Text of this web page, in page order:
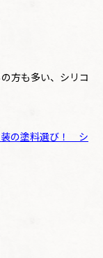
方も多い、シリコ
の塗料選び！ シ